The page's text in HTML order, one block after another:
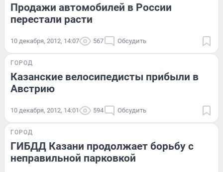
Продажи автомобилей в России
перестали расти
10 декабря, 2012, 14:07 567 Обсудить
ГОРОД
Казанские велосипедисты прибыли в
Австрию
10 декабря, 2012, 14:01 594 Обсудить
ГОРОД
ГИБДД Казани продолжает борьбу с
неправильной парковкой